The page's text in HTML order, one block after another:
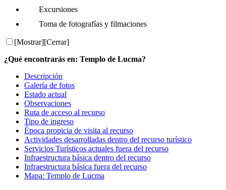
Excursiones
Toma de fotografías y filmaciones
[Mostrar][Cerrar]
¿Qué encontrarás en: Templo de Lucma?
Descripción
Galería de fotos
Estado actual
Observaciones
Ruta de acceso al recurso
Tipo de ingreso
Época propicia de visita al recurso
Actividades desarrolladas dentro del recurso turístico
Servicios Turísticos actuales fuera del recurso
Infraestructura básica dentro del recurso
Infraestructura básica fuera del recurso
Mapa: Templo de Lucma